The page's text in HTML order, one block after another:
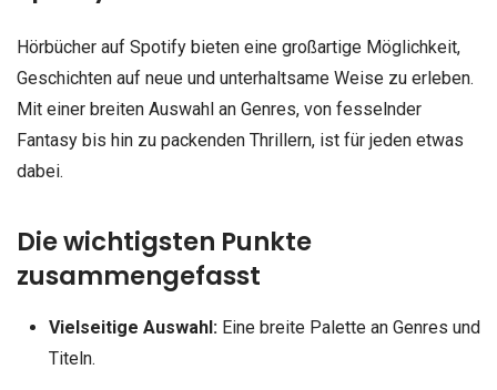
Hörbücher auf Spotify bieten eine großartige Möglichkeit,
Geschichten auf neue und unterhaltsame Weise zu erleben.
Mit einer breiten Auswahl an Genres, von fesselnder
Fantasy bis hin zu packenden Thrillern, ist für jeden etwas
dabei.
Die wichtigsten Punkte
zusammengefasst
Vielseitige Auswahl:Eine breite Palette an Genres und
Titeln.